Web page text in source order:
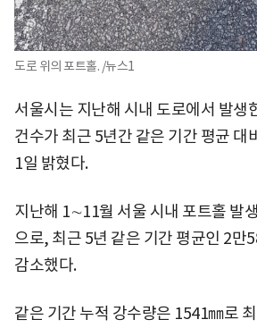
도로 위의 포트홀. /뉴스1
서울시는 지난해 시내 도로에서 발생
건수가 최근 5년간 같은 기간 평균 대
1일 밝혔다.
지난해 1∼11월 서울 시내 포트홀 발
으로, 최근 5년 같은 기간 평균인 2만
감소했다.
같은 기간 누적 강수량은 1541㎜로